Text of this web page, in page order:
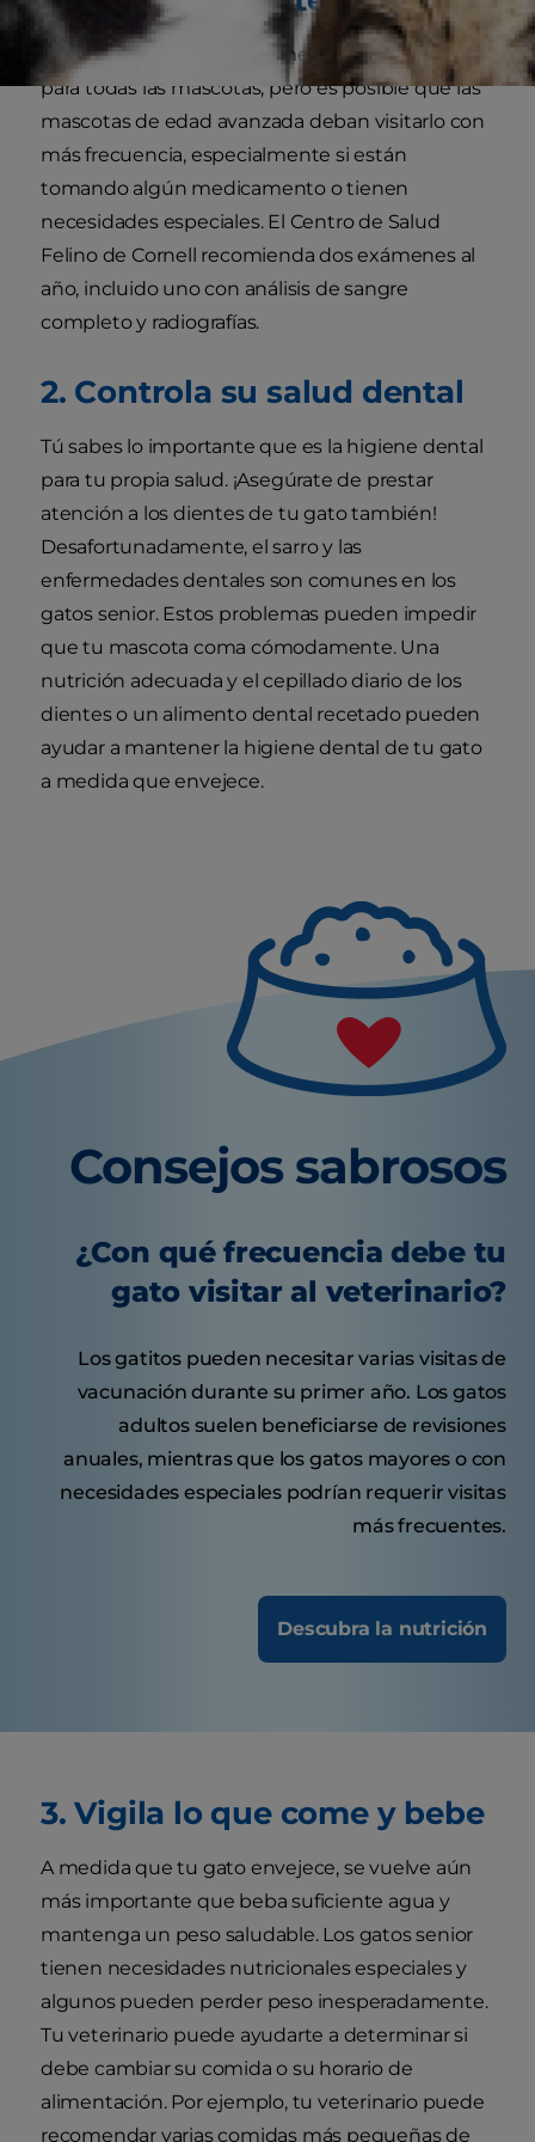
Visitar al veterinario anualmente es importante
para todas las mascotas, pero es posible que las
mascotas de edad avanzada deban visitarlo con
más frecuencia, especialmente si están
tomando algún medicamento o tienen
necesidades especiales. El Centro de Salud
Felino de Cornell recomienda dos exámenes al
año, incluido uno con análisis de sangre
completo y radiografías.
2. Controla su salud dental
Tú sabes lo importante que es la higiene dental
para tu propia salud. ¡Asegúrate de prestar
atención a los dientes de tu gato también!
Desafortunadamente, el sarro y las
enfermedades dentales son comunes en los
gatos senior. Estos problemas pueden impedir
que tu mascota coma cómodamente. Una
nutrición adecuada y el cepillado diario de los
dientes o un alimento dental recetado pueden
ayudar a mantener la higiene dental de tu gato
a medida que envejece.
Consejos sabrosos
¿Con qué frecuencia debe tu
gato visitar al veterinario?
Los gatitos pueden necesitar varias visitas de
vacunación durante su primer año. Los gatos
adultos suelen beneficiarse de revisiones
anuales, mientras que los gatos mayores o con
necesidades especiales podrían requerir visitas
más frecuentes.
Descubra la nutrición
3. Vigila lo que come y bebe
A medida que tu gato envejece, se vuelve aún
más importante que beba suficiente agua y
mantenga un peso saludable. Los gatos senior
tienen necesidades nutricionales especiales y
algunos pueden perder peso inesperadamente.
Tu veterinario puede ayudarte a determinar si
debe cambiar su comida o su horario de
alimentación. Por ejemplo, tu veterinario puede
recomendar varias comidas más pequeñas de